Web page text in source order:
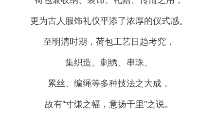
更为古人服饰礼仪平添了浓厚的仪式感。
至明清时期，荷包工艺日趋考究，
集织造、刺绣、串珠、
累丝、编绳等多种技法之大成，
故有"寸缣之幅，意扬千里"之说。